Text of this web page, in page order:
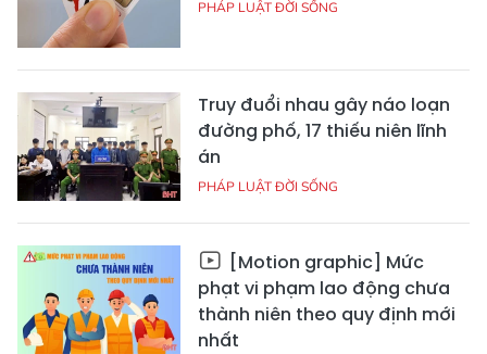
PHÁP LUẬT ĐỜI SỐNG
Truy đuổi nhau gây náo loạn
đường phố, 17 thiếu niên lĩnh
án
PHÁP LUẬT ĐỜI SỐNG
[Motion graphic] Mức
phạt vi phạm lao động chưa
thành niên theo quy định mới
nhất